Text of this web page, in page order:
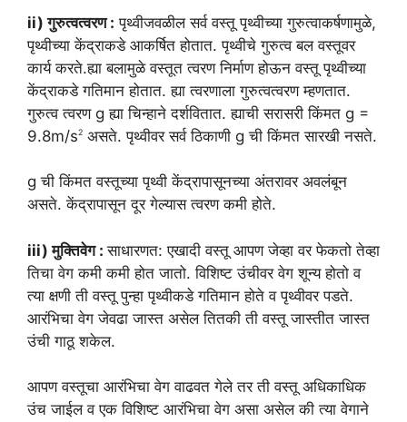
ii) गुरुत्वत्वरण : पृथ्वीजवळील सर्व वस्तू पृथ्वीच्या गुरुत्वाकर्षणामुळे,
पृथ्वीच्या केंद्राकडे आकर्षित होतात. पृथ्वीचे गुरुत्व बल वस्तूवर
कार्य करते.ह्या बलामुळे वस्तूत त्वरण निर्माण होऊन वस्तू पृथ्वीच्या
केंद्राकडे गतिमान होतात. ह्या त्वरणाला गुरुत्वत्वरण म्हणतात.
गुरुत्व त्वरण g ह्या चिन्हाने दर्शवितात. ह्याची सरासरी किंमत g =
9.8m/s2 असते. पृथ्वीवर सर्व ठिकाणी g ची किंमत सारखी नसते.
g ची किंमत वस्तूच्या पृथ्वी केंद्रापासूनच्या अंतरावर अवलंबून
असते. केंद्रापासून दूर गेल्यास त्वरण कमी होते.
iii) मुक्तिवेग :साधारणत: एखादी वस्तू आपण जेव्हा वर फेकतो तेव्हा
तिचा वेग कमी कमी होत जातो. विशिष्ट उंचीवर वेग शून्य होतो व
त्या क्षणी ती वस्तू पुन्हा पृथ्वीकडे गतिमान होते व पृथ्वीवर पडते.
आरंभिचा वेग जेवढा जास्त असेल तितकी ती वस्तू जास्तीत जास्त
उंची गाठू शकेल.
आपण वस्तूचा आरंभिचा वेग वाढवत गेले तर ती वस्तू अधिकाधिक
उंच जाईल व एक विशिष्ट आरंभिचा वेग असा असेल की त्या वेगाने